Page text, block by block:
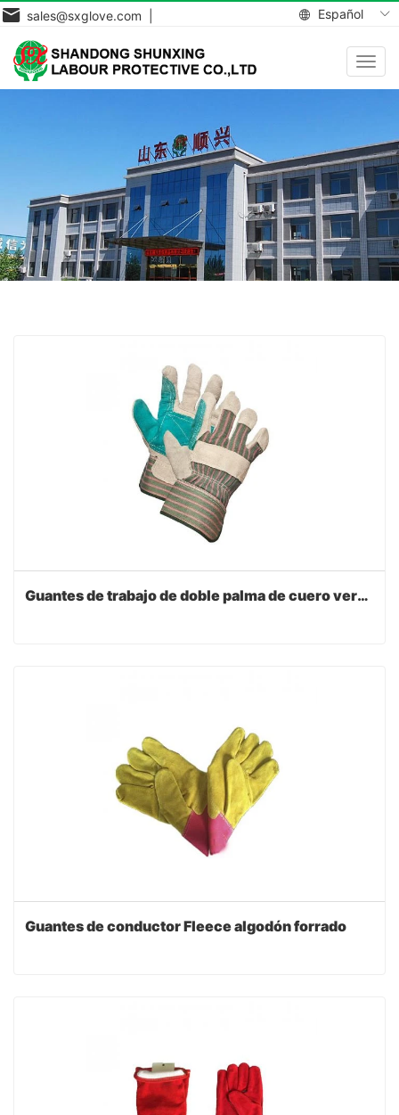
Español
sales@sxglove.com |
Guantes de trabajo de doble palma de cuero verde
Guantes de conductor Fleece algodón forrado